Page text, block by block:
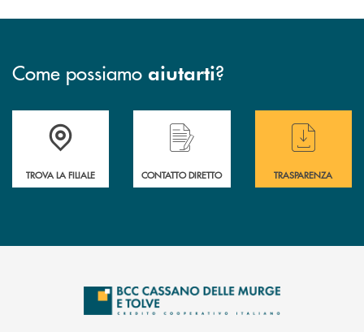
Come possiamo aiutarti?
Accedi all' elenco completo delle filiali
TROVA LA FILIALE
Hai bisogno di assistenza immediata ?
CONTATTO DIRETTO
Hai bisogno di
TRASPARENZA